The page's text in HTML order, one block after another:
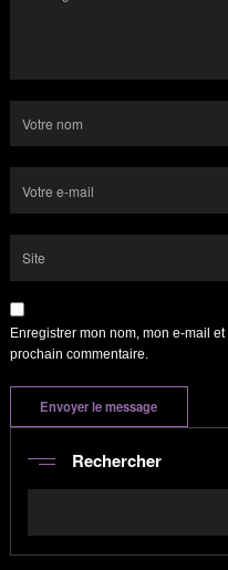
Enregistrer mon nom, mon e-mail
prochain commentaire.
Rechercher